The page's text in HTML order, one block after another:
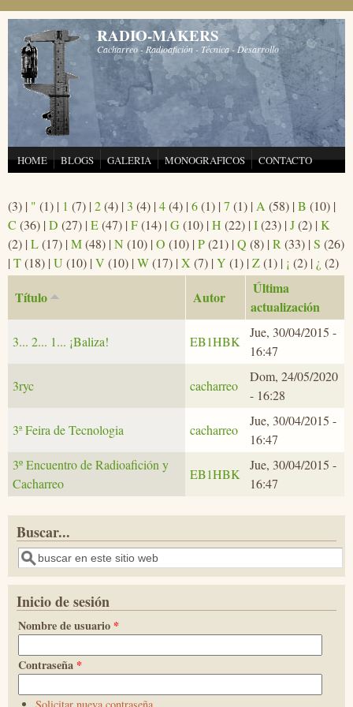
Pasar al contenido principal
RADIO-MAKERS
Cacharreo - Radioafición - Técnica - Desarrollo
HOME BLOGS GALERIA MONOGRAFICOS CONTACTO
(3) | " (1) | 1 (7) | 2(4) | 3 (4) | 4(4) | 6(1) | 7 (1) | A (58) | B (10) |
C (36) | D (27) | E(47) | F(14) | G(10) | H (22) | I(23) | J(2) | K
(2) | L(17) | M(48) | N (10) | O (10) | P(21) | Q (8) | R (33) | S (26)
| T(18) | U (10) | V (10) | W(17) | X (7) | Y (1) | Z(1) | ¡ (2) | ¿ (2)
Título Autor
Última
actualización
3... 2... 1... ¡Baliza! EB1HBK
Jue, 30/04/2015 -
16:47
3ryc cacharreo
Dom, 24/05/2020
- 16:28
3ª Feira de Tecnologia cacharreo
Jue, 30/04/2015 -
16:47
3º Encuentro de Radioafición y
Cacharreo
EB1HBK
Jue, 30/04/2015 -
16:47
Buscar...
Buscar
Inicio de sesión
Nombre de usuario *
Contraseña *